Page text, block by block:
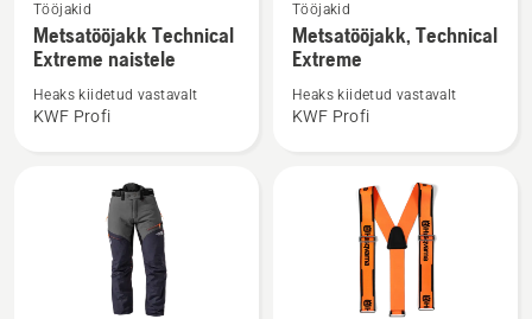
rohkem
üksikasju
Metsatööjakk
Tööjakid
Metsatööjakk Technical
Extreme naistele
Heaks kiidetud vastavalt
KWF Profi
rohkem
üksikasju
Metsatööjakk,
Tööjakid
Metsatööjakk, Technical
Extreme
Heaks kiidetud vastavalt
KWF Profi